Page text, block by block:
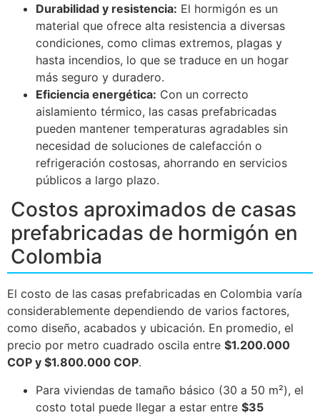
Durabilidad y resistencia: El hormigón es un
material que ofrece alta resistencia a diversas
condiciones, como climas extremos, plagas y
hasta incendios, lo que se traduce en un hogar
más seguro y duradero.
Eficiencia energética: Con un correcto
aislamiento térmico, las casas prefabricadas
pueden mantener temperaturas agradables sin
necesidad de soluciones de calefacción o
refrigeración costosas, ahorrando en servicios
públicos a largo plazo.
Costos aproximados de casas
prefabricadas de hormigón en
Colombia
El costo de las casas prefabricadas en Colombia varía
considerablemente dependiendo de varios factores,
como diseño, acabados y ubicación. En promedio, el
precio por metro cuadrado oscila entre $1.200.000
COP y $1.800.000 COP.
Para viviendas de tamaño básico (30 a 50 m²), el
costo total puede llegar a estar entre $35